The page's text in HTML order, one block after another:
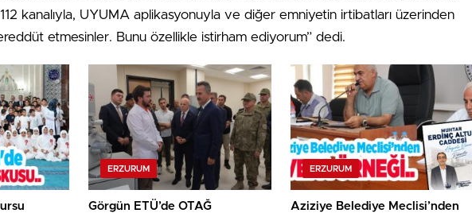
kanalıyla, UYUMA aplikasyonuyla ve diğer emniyetin irtibatları üzerinden
etmesinler. Bunu özellikle istirham ediyorum” dedi.
ERZURUM
Görgün ETÜ’de OTAĞ
ERZURUM
Aziziye Belediye Meclisi’nden